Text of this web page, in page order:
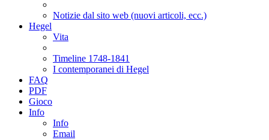
Notizie dal sito web (nuovi articoli, ecc.)
Hegel
Vita
Timeline 1748-1841
I contemporanei di Hegel
FAQ
PDF
Gioco
Info
Info
Email